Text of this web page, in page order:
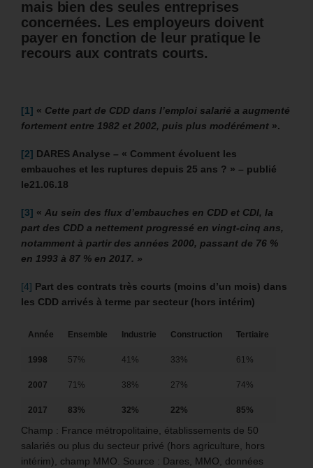
mais bien des seules entreprises
concernées. Les employeurs doivent
payer en fonction de leur pratique le
recours aux contrats courts.
[1] « Cette part de CDD dans l’emploi salarié a augmenté
fortement entre 1982 et 2002, puis plus modérément ».
[2] DARES Analyse – « Comment évoluent les
embauches et les ruptures depuis 25 ans ? » – publié
le21.06.18
[3] « Au sein des flux d’embauches en CDD et CDI, la
part des CDD a nettement progressé en vingt-cinq ans,
notamment à partir des années 2000, passant de 76 %
en 1993 à 87 % en 2017. »
[4] Part des contrats très courts (moins d’un mois) dans
les CDD arrivés à terme par secteur (hors intérim)
Année Ensemble Industrie Construction Tertiaire
1998 57% 41% 33% 61%
2007 71% 38% 27% 74%
2017 83% 32% 22% 85%
Champ : France métropolitaine, établissements de 50
salariés ou plus du secteur privé (hors agriculture, hors
intérim), champ MMO. Source : Dares, MMO, données